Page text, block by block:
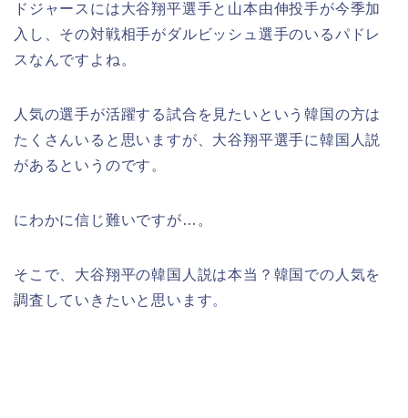
ドジャースには大谷翔平選手と山本由伸投手が今季加
入し、その対戦相手がダルビッシュ選手のいるパドレ
スなんですよね。
人気の選手が活躍する試合を見たいという韓国の方は
たくさんいると思いますが、大谷翔平選手に韓国人説
があるというのです。
にわかに信じ難いですが…。
そこで、大谷翔平の韓国人説は本当？韓国での人気を
調査していきたいと思います。